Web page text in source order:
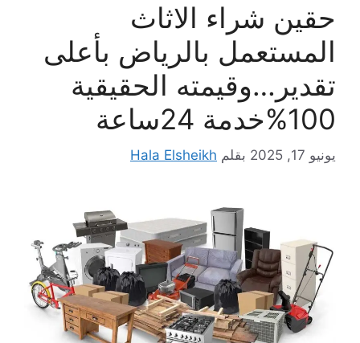
حقين شراء الاثاث
المستعمل بالرياض بأعلى
تقدير…وقيمته الحقيقية
100%خدمة 24ساعة
يونيو 17, 2025 بقلم Hala Elsheikh